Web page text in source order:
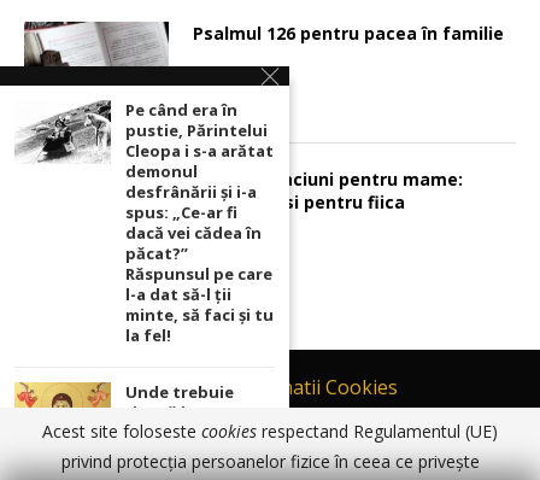
Psalmul 126 pentru pacea în familie
Sunt 2 rugaciuni pentru mame:
pentru fiu si pentru fiica
Contact
Informatii Cookies
Politică de Confidențialitate
TERMENI SI CONDITII DE UTILIZARE
Pe când era în
pustie, Părintelui
Cleopa i s-a arătat
demonul
desfrânării şi i-a
spus: „Ce-ar fi
dacă vei cădea în
păcat?”
Răspunsul pe care
l-a dat să-l ții
minte, să faci și tu
la fel!
Unde trebuie
ținută icoana cu
Maica Domnului
pentru ca
rugăciunile
Acest site foloseste cookies respectand Regulamentul (UE)
privind protecția persoanelor fizice în ceea ce privește